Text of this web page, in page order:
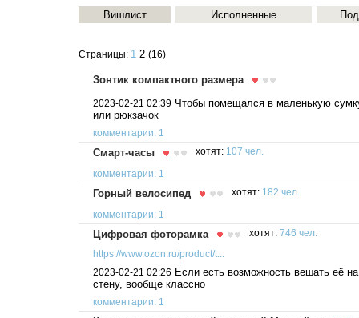
Вишлист Исполненные
Страницы: 1 2 (16)
Зонтик компактного размера
2023-02-21 02:39 Чтобы помещался в маленькую
или рюкзачок
комментарии: 1
Смарт-часы хотят: 107 чел.
комментарии: 1
Горный велосипед хотят: 182 чел.
комментарии: 1
Цифровая фоторамка хотят: 746 чел.
https://www.ozon.ru/product/t...
2023-02-21 02:26 Если есть возможность вешать её на
стену, вообще классно
комментарии: 1